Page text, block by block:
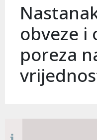
obveze i
poreza